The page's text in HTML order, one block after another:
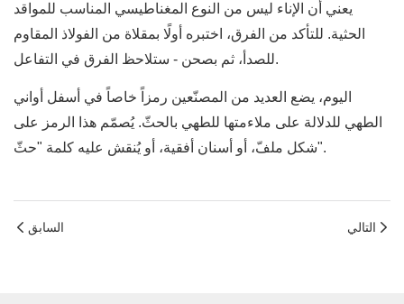
يعني أن الإناء ليس من النوع المغناطيسي المناسب للمواقد
الحثية. للتأكد من الفرق، اختبره أولًا بمقلاة من الفولاذ المقاوم
للصدأ، ثم بصحن - ستلاحظ الفرق في التفاعل.
اليوم، يضع العديد من المصنّعين رمزاً خاصاً في أسفل أواني
الطهي للدلالة على ملاءمتها للطهي بالحثّ. يُصمّم هذا الرمز على
شكل ملفّ، أو أسنان أفقية، أو يُنقش عليه كلمة "حثّ".
السابق التالي